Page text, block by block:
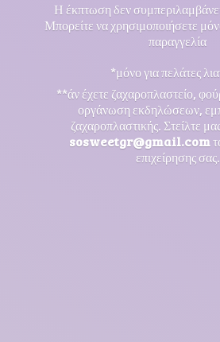
Η έκπτωση δεν
Μπορείτε να χρησιμοποιήσετε
παραγγελία
*μόνο για πελάτες
**άν έχετε ζαχαροπλαστείο,
οργάνωση εκδηλώσεων,
ζαχαροπλαστικής. Στείλτε
sosweetgr@gmail.com
επιχείρησης σας.